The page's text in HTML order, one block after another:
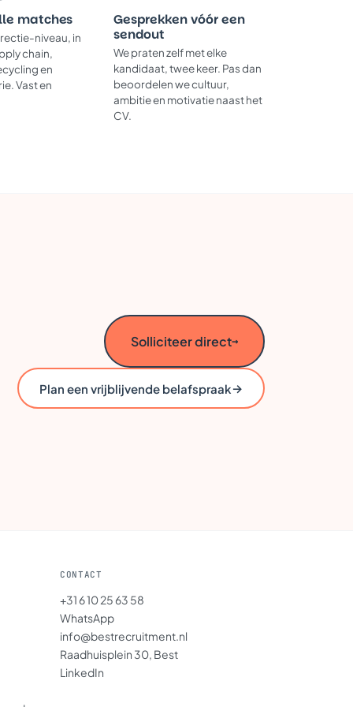
matches
niveau, in
chain,
en
Vast en
Gesprekken vóór een
sendout
We praten zelf met elke
kandidaat, twee keer. Pas dan
beoordelen we cultuur,
ambitie en motivatie naast het
CV.
Solliciteer direct→
Plan een vrijblijvende belafspraak→
CONTACT
+31 6 10 25 63 58
WhatsApp
info@bestrecruitment.nl
Raadhuisplein 30, Best
LinkedIn